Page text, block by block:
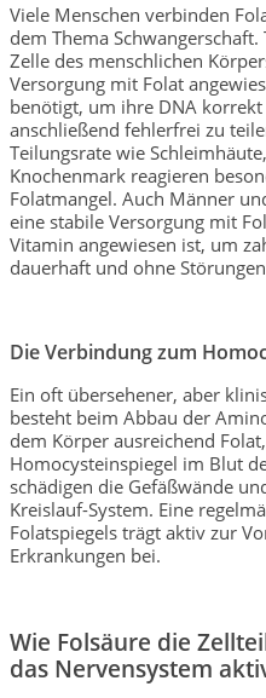
Viele Menschen verbinden
dem Thema
Zelle des menschlichen
Versorgung mit Folat
benötigt, um ihre DNA
anschließend fehlerfrei zu
Teilungsrate wie
Knochenmark reagieren
Folatmangel. Auch Männer
eine stabile Versorgung mit
Vitamin angewiesen ist, um
dauerhaft und ohne
Die Verbindung zum
Ein oft übersehener, aber
besteht beim Abbau der
dem Körper ausreichend
Homocysteinspiegel im Blut
schädigen die Gefäßwände
Kreislauf-System. Eine
Folatspiegels trägt aktiv zur
Erkrankungen bei.
Wie Folsäure die
das Nervensystem